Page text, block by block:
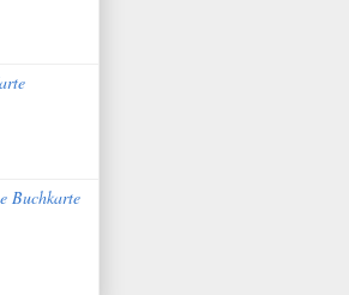
Buchkarte